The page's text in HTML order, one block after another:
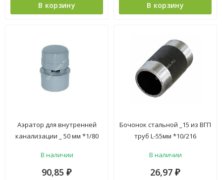
В корзину В корзину
Аэратор для внутренней
канализации _ 50 мм *1/80
В наличии
90,85 ₽
Бочонок стальной _15 из ВГП
труб L-55мм *10/216
В наличии
26,97 ₽